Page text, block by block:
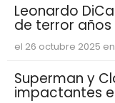
Leonardo
de terror años
el 26 octubre 2025 en
Superman y
impactantes